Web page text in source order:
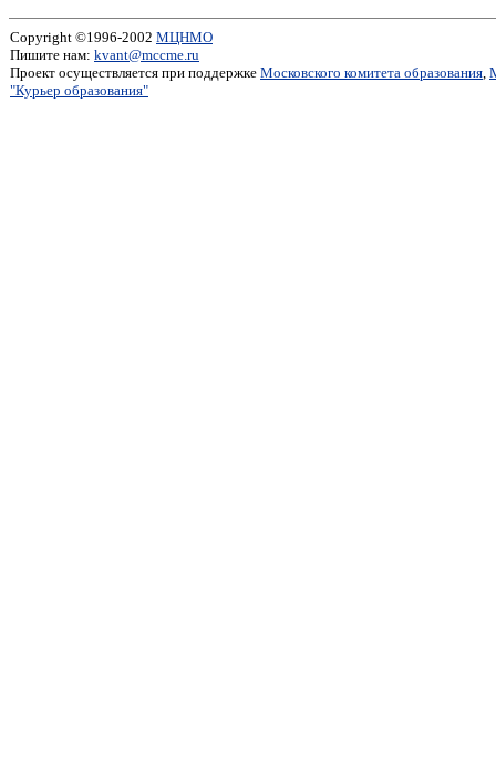
Copyright ©1996-2002 МЦНМО
Пишите нам: kvant@mccme.ru
Проект осуществляется при поддержке Московского комитета образования,
"Курьер образования"